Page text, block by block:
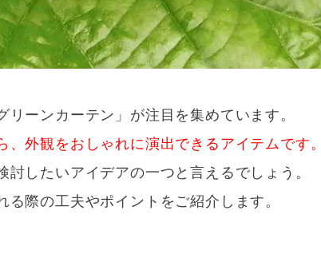
ーンカーテン」が注目を集めています。
外観をおしゃれに演出できるアイテムです。
したいアイデアの一つと言えるでしょう。
際の工夫やポイントをご紹介します。